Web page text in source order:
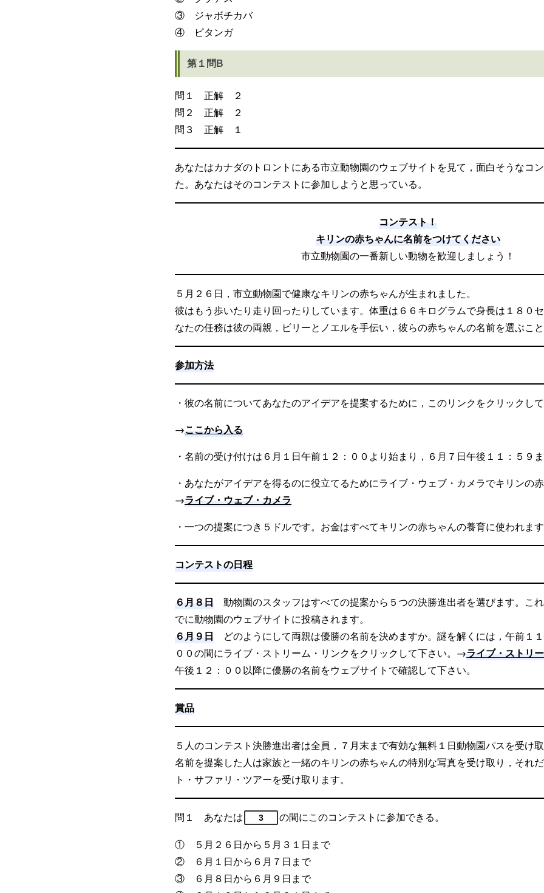
③ ジャボチカバ
④ ピタンガ
第１問B
問１ 正解 ２
問２ 正解 ２
問３ 正解 １
あなたはカナダのトロントにある市立動物園のウェブサイトを見て，面白そうなコ
た。あなたはそのコンテストに参加しようと思っている。
コンテスト！
キリンの赤ちゃんに名前をつけてください
市立動物園の一番新しい動物を歓迎しましょう！
５月２６日，市立動物園で健康なキリンの赤ちゃんが生まれました。
彼はもう歩いたり走り回ったりしています。体重は６６キログラムで身長は１８０
なたの任務は彼の両親，ビリーとノエルを手伝い，彼らの赤ちゃんの名前を選ぶこと
参加方法
・彼の名前についてあなたのアイデアを提案するために，このリンクをクリックし
→ここから入る
・名前の受け付けは６月１日午前１２：００より始まり，６月７日午後１１：５９ま
・あなたがアイデアを得るのに役立てるためにライブ・ウェブ・カメラでキリンの
→ライブ・ウェブ・カメラ
・一つの提案につき５ドルです。お金はすべてキリンの赤ちゃんの養育に使われます
コンテストの日程
６月８日 動物園のスタッフはすべての提案から５つの決勝進出者を選びます。こ
でに動物園のウェブサイトに投稿されます。
６月９日 どのようにして両親は優勝の名前を決めますか。謎を解くには，午前１
００の間にライブ・ストリーム・リンクをクリックして下さい。→ライブ・ストリ
午後１２：００以降に優勝の名前をウェブサイトで確認して下さい。
賞品
５人のコンテスト決勝進出者は全員，７月末まで有効な無料１日動物園パスを受け
名前を提案した人は家族と一緒のキリンの赤ちゃんの特別な写真を受け取り，それ
ト・サファリ・ツアーを受け取ります。
問１ あなたは 3
の間にこのコンテストに参加できる。
① ５月２６日から５月３１日まで
② ６月１日から６月７日まで
③ ６月８日から６月９日まで